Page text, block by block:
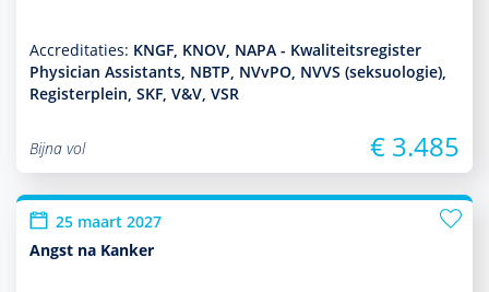
Accreditaties: KNGF, KNOV, NAPA - Kwaliteitsregister
Physician Assistants, NBTP, NVvPO, NVVS (seksuologie),
Registerplein, SKF, V&V, VSR
Bijna vol € 3.485
25 maart 2027
Angst na Kanker